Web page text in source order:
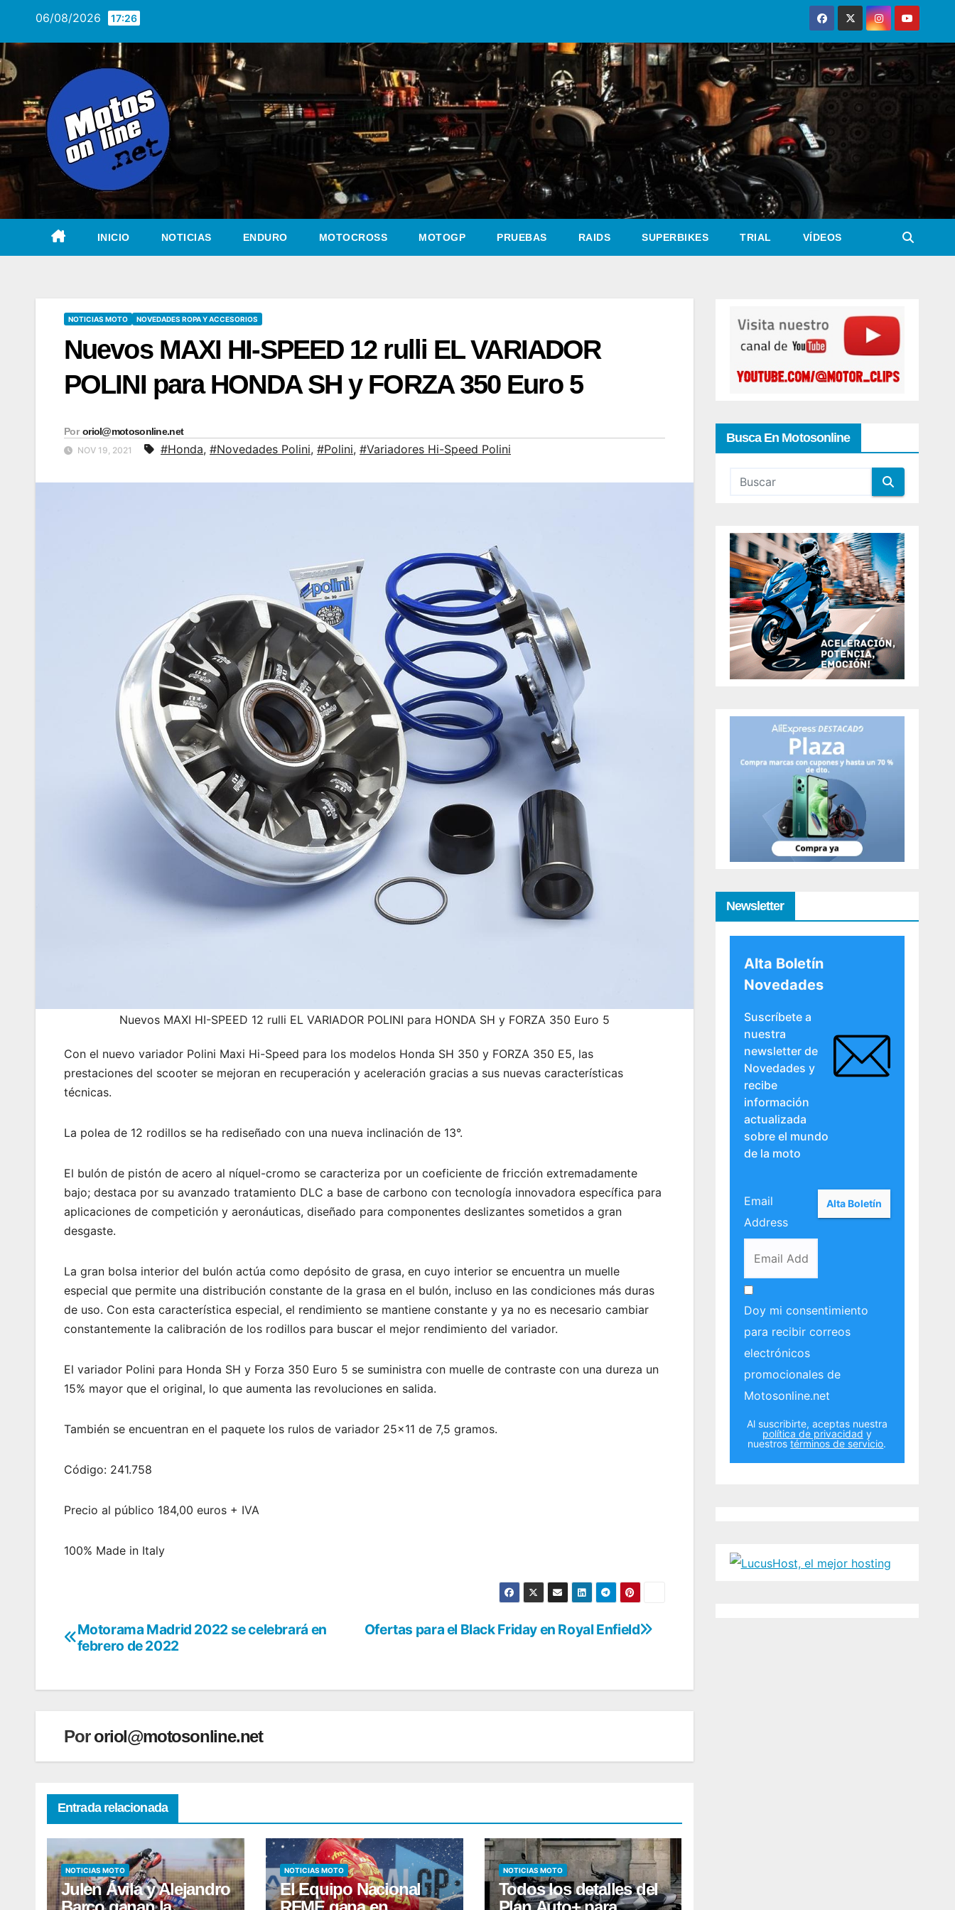
contenido
06/08/2026 17:26
INICIO NOTICIAS ENDURO MOTOCROSS MOTOGP PRUEBAS RAIDS SUPERBIKES TRIAL VÍDEOS
NOTICIAS MOTO NOVEDADES ROPA Y ACCESORIOS
Nuevos MAXI HI-SPEED 12 rulli EL VARIADOR
POLINI para HONDA SH y FORZA 350 Euro 5
Por oriol@motosonline.net
NOV 19, 2021 #Honda, #Novedades Polini, #Polini, #Variadores Hi-Speed Polini
Nuevos MAXI HI-SPEED 12 rulli EL VARIADOR POLINI para HONDA SH y FORZA 350 Euro 5
Con el nuevo variador Polini Maxi Hi-Speed para los modelos Honda SH 350 y FORZA 350 E5, las
prestaciones del scooter se mejoran en recuperación y aceleración gracias a sus nuevas características
técnicas.
La polea de 12 rodillos se ha rediseñado con una nueva inclinación de 13°.
El bulón de pistón de acero al níquel-cromo se caracteriza por un coeficiente de fricción extremadamente
bajo; destaca por su avanzado tratamiento DLC a base de carbono con tecnología innovadora específica para
aplicaciones de competición y aeronáuticas, diseñado para componentes deslizantes sometidos a gran
desgaste.
La gran bolsa interior del bulón actúa como depósito de grasa, en cuyo interior se encuentra un muelle
especial que permite una distribución constante de la grasa en el bulón, incluso en las condiciones más duras
de uso. Con esta característica especial, el rendimiento se mantiene constante y ya no es necesario cambiar
constantemente la calibración de los rodillos para buscar el mejor rendimiento del variador.
El variador Polini para Honda SH y Forza 350 Euro 5 se suministra con muelle de contraste con una dureza un
15% mayor que el original, lo que aumenta las revoluciones en salida.
También se encuentran en el paquete los rulos de variador 25×11 de 7,5 gramos.
Código: 241.758
Precio al público 184,00 euros + IVA
100% Made in Italy
Navegación
entradas
Ofertas para el Black Friday en Royal Enfield
Motorama Madrid 2022 se celebrará en
febrero de 2022
Pororiol@motosonline.net
Entrada relacionada
NOTICIAS MOTO
Julen Ávila y Alejandro
NOTICIAS MOTO
El Equipo Nacional
NOTICIAS MOTO
Todos los detalles del
Busca En Motosonline
Newsletter
Alta Boletín
Novedades
Suscríbete a
nuestra
newsletter de
Novedades y
recibe
información
actualizada
sobre el mundo
de la moto
Email
Address
Doy mi consentimiento
para recibir correos
electrónicos
promocionales de
Motosonline.net
Al suscribirte, aceptas nuestra
política de privacidad y
nuestrostérminos de servicio.